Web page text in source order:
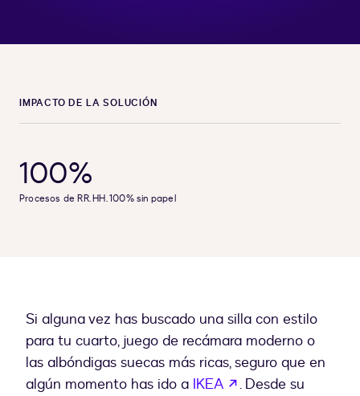
IMPACTO DE LA SOLUCIÓN
100%
Procesos de RR. HH. 100% sin papel
Si alguna vez has buscado una silla con estilo
para tu cuarto, juego de recámara moderno o
las albóndigas suecas más ricas, seguro que en
algún momento has ido a IKEA abre em uma
. Desde su